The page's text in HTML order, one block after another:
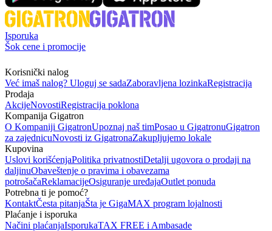
Isporuka
Šok cene i promocije
Korisnički nalog
Već imaš nalog? Uloguj se sadaZaboravljena lozinkaRegistracija
Prodaja
AkcijeNovostiRegistracija poklona
Kompanija Gigatron
O Kompaniji GigatronUpoznaj naš timPosao u GigatronuGigatron
za zajednicuNovosti iz GigatronaZakupljujemo lokale
Kupovina
Uslovi korišćenjaPolitika privatnostiDetalji ugovora o prodaji na
daljinuObaveštenje o pravima i obavezama
potrošačaReklamacijeOsiguranje uređajaOutlet ponuda
Potrebna ti je pomoć?
KontaktČesta pitanjaŠta je GigaMAX program lojalnosti
Plaćanje i isporuka
Načini plaćanjaIsporukaTAX FREE i Ambasade